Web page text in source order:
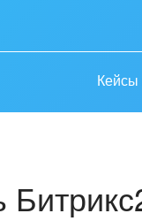
Кейсы